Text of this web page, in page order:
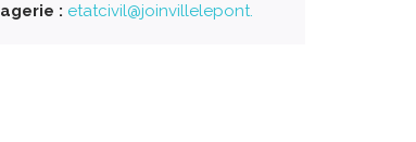
: etatcivil@joinvillelepont.